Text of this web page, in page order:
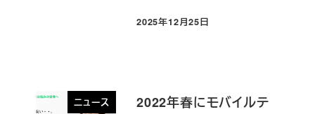
投稿日
2025年12月25日
ニュース
2022年春にモバイルテ